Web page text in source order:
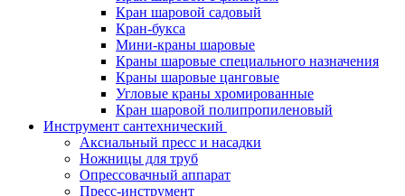
Кран шаровой садовый
Кран-букса
Мини-краны шаровые
Краны шаровые специального назначения
Краны шаровые цанговые
Угловые краны хромированные
Кран шаровой полипропиленовый
Инструмент сантехнический
Аксиальный пресс и насадки
Ножницы для труб
Опрессовачный аппарат
Пресс-инструмент